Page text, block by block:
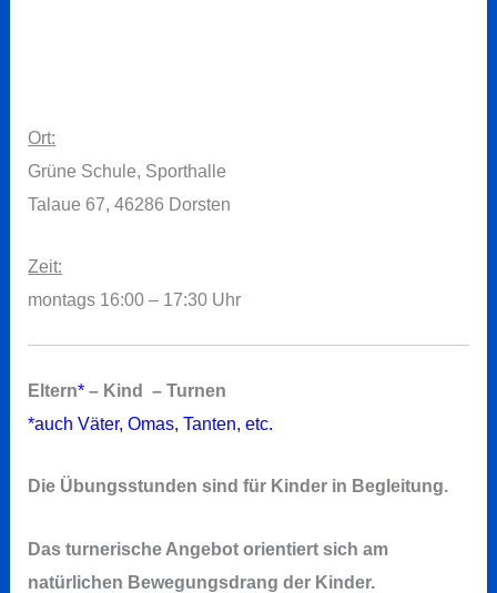
Ort:
Grüne Schule, Sporthalle
Talaue 67, 46286 Dorsten
Zeit:
montags 16:00 – 17:30 Uhr
Eltern* – Kind – Turnen
*auch Väter, Omas, Tanten, etc.
Die Übungsstunden sind für Kinder in Begleitung.
Das turnerische Angebot orientiert sich am
natürlichen Bewegungsdrang der Kinder.